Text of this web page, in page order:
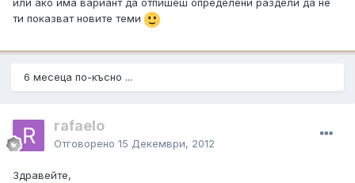
ти показват новите теми
6 месеца по-късно ...
rafaelo
Отговорено 15 Декември, 2012
Здравейте,